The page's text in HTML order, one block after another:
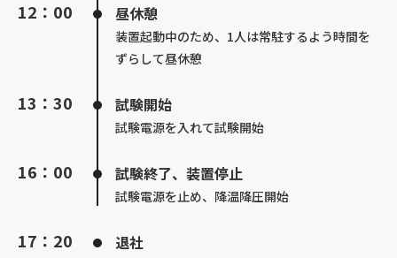
12：00 昼休憩
装置起動中のため、1人は常駐するよう時間を
ずらして昼休憩
13：30 試験開始
試験電源を入れて試験開始
16：00 試験終了、装置停止
試験電源を止め、降温降圧開始
17：20 退社